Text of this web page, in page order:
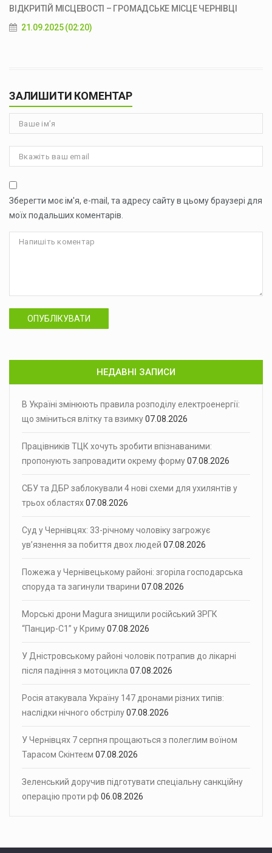
ВІДКРИТІЙ МІСЦЕВОСТІ – ГРОМАДСЬКЕ МІСЦЕ ЧЕРНІВЦІ
21.09.2025 (02:20)
ЗАЛИШИТИ КОМЕНТАР
Зберегти моє ім'я, e-mail, та адресу сайту в цьому браузері для
моїх подальших коментарів.
ОПУБЛІКУВАТИ
НЕДАВНІ ЗАПИСИ
В Україні змінюють правила розподілу електроенергії:
що зміниться влітку та взимку07.08.2026
Працівників ТЦК хочуть зробити впізнаваними:
пропонують запровадити окрему форму07.08.2026
СБУ та ДБР заблокували 4 нові схеми для ухилянтів у
трьох областях07.08.2026
Суд у Чернівцях: 33-річному чоловіку загрожує
ув’язнення за побиття двох людей 07.08.2026
Пожежа у Чернівецькому районі: згоріла господарська
споруда та загинули тварини 07.08.2026
Морські дрони Magura знищили російський ЗРГК
“Панцир-С1” у Криму07.08.2026
У Дністровському районі чоловік потрапив до лікарні
після падіння з мотоцикла 07.08.2026
Росія атакувала Україну 147 дронами різних типів:
наслідки нічного обстрілу07.08.2026
У Чернівцях 7 серпня прощаються з полеглим воїном
Тарасом Скінтеєм 07.08.2026
Зеленський доручив підготувати спеціальну санкційну
операцію проти рф 06.08.2026